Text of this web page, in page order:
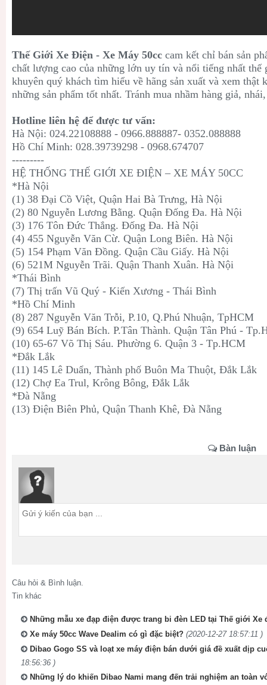
Thế Giới Xe Điện - Xe Máy 50cc cam kết chỉ bán sản
chất lượng cao của những lớn uy tín và nổi tiếng nhất
khuyên quý khách tìm hiểu về hãng sản xuất và xem thật
những sản phẩm tốt nhất. Tránh mua nhầm hàng giả,
Hotline liên hệ để được tư vấn:
Hà Nội: 024.22108888 - 0966.888887- 0352.088888
Hồ Chí Minh: 028.39739298 - 0968.674707
---------
HỆ THỐNG THẾ GIỚI XE ĐIỆN – XE MÁY 50CC
*Hà Nội
(1) 38 Đại Cồ Việt, Quận Hai Bà Trưng, Hà Nội
(2) 80 Nguyễn Lương Bằng. Quận Đống Đa. Hà Nội
(3) 176 Tôn Đức Thắng. Đống Đa. Hà Nội
(4) 455 Nguyễn Văn Cừ. Quận Long Biên. Hà Nội
(5) 154 Phạm Văn Đồng. Quận Cầu Giấy. Hà Nội
(6) 521M Nguyễn Trãi. Quận Thanh Xuân. Hà Nội
*Thái Bình
(7) Thị trấn Vũ Quý - Kiến Xương - Thái Bình
*Hồ Chí Minh
(8) 287 Nguyễn Văn Trỗi, P.10, Q.Phú Nhuận, TpHCM
(9) 654 Luỹ Bán Bích. P.Tân Thành. Quận Tân Phú -
(10) 65-67 Võ Thị Sáu. Phường 6. Quận 3 - Tp.HCM
*Đắk Lắk
(11) 145 Lê Duẩn, Thành phố Buôn Ma Thuột, Đắk Lắk
(12) Chợ Ea Trul, Krông Bông, Đắk Lắk
*Đà Nẵng
(13) Điện Biên Phủ, Quận Thanh Khê, Đà Nẵng
Bàn luận
Câu hỏi & Bình luận.
Tin khác
Những mẫu xe đạp điện được trang bi đèn LED tại Thế giới Xe
Xe máy 50cc Wave Dealim có gì đặc biệt? (2020-12-27 18:57:11 )
Dibao Gogo SS và loạt xe máy điện bán dưới giá đề xuất dịp
18:56:36 )
Những lý do khiến Dibao Nami mang đến trải nghiệm an toàn